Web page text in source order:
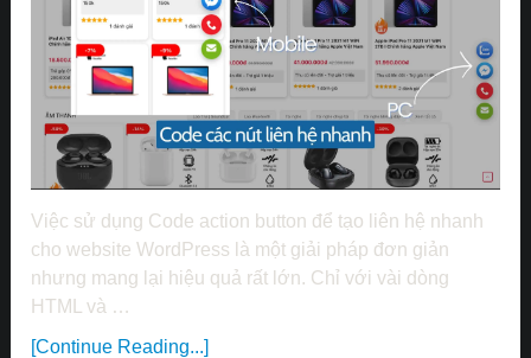
Việc sử dụng Code action button để tạo liên hệ nhanh
cho website WordPress là một giải pháp đơn giản
nhưng mang lại hiệu quả rất lớn. Chỉ với vài dòng
HTML và …
[Continue Reading...]